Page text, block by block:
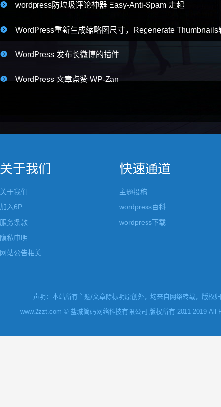
 wordpress防垃圾评论神器 Easy-Anti-Spam 走起
 WordPress重新生成缩略图尺寸，Regenerate Thumbnails
 WordPress 发布长微博的插件
 WordPress 文章点赞 WP-Zan
关于我们
关于我们
加入6P
服务条款
隐私申明
网站公告相关
快速通道
主题投稿
wordpress百科
wordpress下载
声明：本站所有主题/文章除标明原创外，均来自网络转载，版权
www.2zzt.com © 盐城简码网络科技有限公司 版权所有 2011-2019